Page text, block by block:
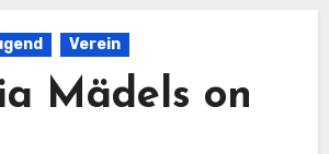
Verein
Mädels on